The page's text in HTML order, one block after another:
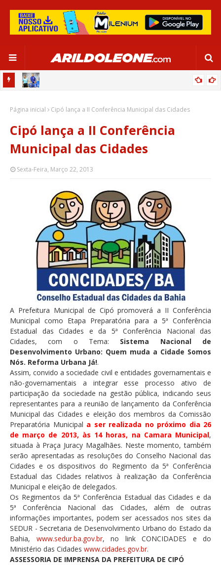
SALVADOR
Página inicial Cipó lança a II Conferência Municipal das Cidades
Cipó lança a II Conferência
Municipal das Cidades
Sexta-Feira, Março 22, 2013
A Prefeitura Municipal de Cipó promoverá a II Conferência
Municipal como Etapa Preparatória para a 5ª Conferência
Estadual das Cidades e da 5ª Conferência Nacional das
Cidades, com o Tema: Sistema Nacional de
Desenvolvimento Urbano: Quem muda a Cidade Somos
Nós. Reforma Urbana Já!.
Assim, convido a sociedade civil e entidades governamentais e
não-governamentais a integrar esse processo ativo de
participação da sociedade na gestão pública, indicando seus
representantes para a reunião de lançamento da Conferência
Municipal das Cidades e eleição dos membros da Comissão
Preparatória Municipal a ser realizada no próximo dia 26
de março de 2013, às 14 horas, na Camara Municipal,
situada à Praça Juracy Magalhães. Neste momento, também
serão apresentadas as resoluções do Conselho Nacional das
Cidades e os dispositivos do Regimento da 5ª Conferência
Estadual das Cidades relativos à realização da Conferência
Municipal e eleição de delegados.
Os Regimentos da 5ª Conferência Estadual das Cidades e da
5ª Conferência Nacional das Cidades, além de outras
informações importantes, podem ser acessados nos sites da
SEDUR - Secretaria de Desenvolvimento Urbano do Estado da
Bahia, www.sedur.ba.gov.br, no link CONCIDADES e do
Ministério das Cidades www.cidades.gov.br.
ASSESSORIA DE IMPRENSA DA PREFEITURA DE CIPÓ